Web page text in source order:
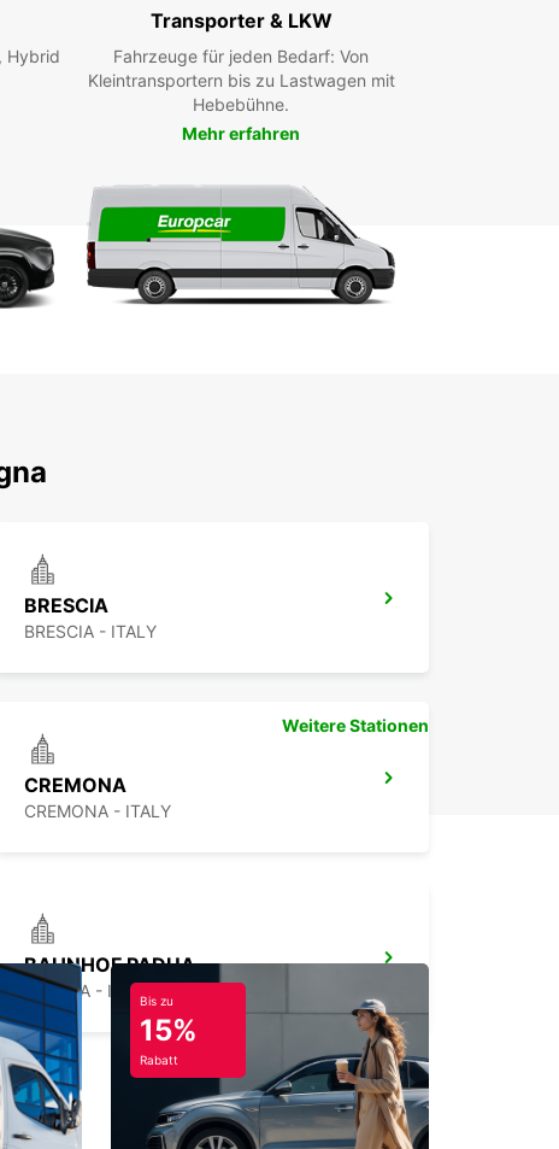
Business-Angebot mit Europcar Business
(EBSS)
Flexible Mietdauer: Kurz-, Mittel- oder Langzeitmiete
Flughafen und am Bahnhof
Schnelle und einfache Online-Buchung mit
Kundenservice
auf Einwegmieten für maximale Flexibilität
Sie von Europcars zuverlässigen
Hybrid
Transporter & LKW
Fahrzeuge für jeden Bedarf: Von
Kleintransportern bis zu Lastwagen mit
Hebebühne.
Mehr erfahren
BRESCIA
BRESCIA - ITALY
CREMONA
CREMONA - ITALY
BAHNHOF PADUA
PADOVA - ITALY
Weitere Stationen
Bis zu
15%
Rabatt